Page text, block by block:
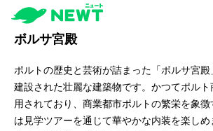
ボルサ宮殿
ポルトの歴史と芸術が詰まった「ボルサ宮
建設された壮麗な建築物です。かつてポル
用されており、商業都市ポルトの繁栄を象
は見学ツアーを通じて華やかな内装を楽し